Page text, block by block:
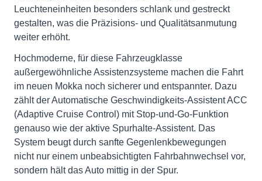
Leuchteneinheiten besonders schlank und gestreckt
gestalten, was die Präzisions- und Qualitätsanmutung
weiter erhöht.
Hochmoderne, für diese Fahrzeugklasse
außergewöhnliche Assistenzsysteme machen die Fahrt
im neuen Mokka noch sicherer und entspannter. Dazu
zählt der Automatische Geschwindigkeits-Assistent ACC
(Adaptive Cruise Control) mit Stop-und-Go-Funktion
genauso wie der aktive Spurhalte-Assistent. Das
System beugt durch sanfte Gegenlenkbewegungen
nicht nur einem unbeabsichtigten Fahrbahnwechsel vor,
sondern hält das Auto mittig in der Spur.